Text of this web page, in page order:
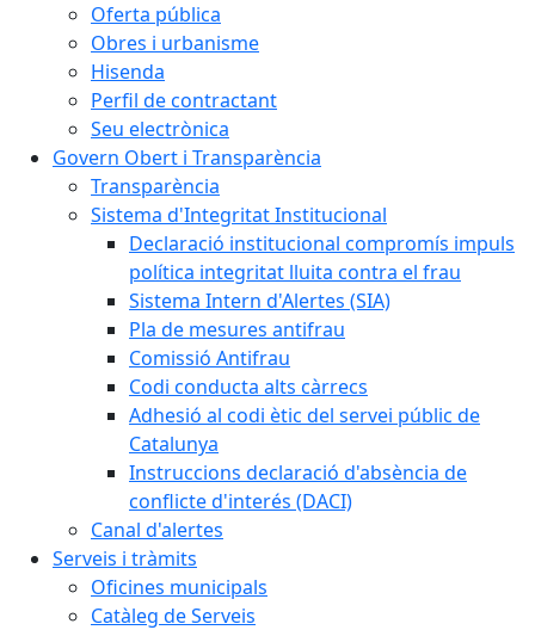
Oferta pública
Obres i urbanisme
Hisenda
Perfil de contractant
Seu electrònica
Govern Obert i Transparència
Transparència
Sistema d'Integritat Institucional
Declaració institucional compromís impuls
política integritat lluita contra el frau
Sistema Intern d'Alertes (SIA)
Pla de mesures antifrau
Comissió Antifrau
Codi conducta alts càrrecs
Adhesió al codi ètic del servei públic de
Catalunya
Instruccions declaració d'absència de
conflicte d'interés (DACI)
Canal d'alertes
Serveis i tràmits
Oficines municipals
Catàleg de Serveis